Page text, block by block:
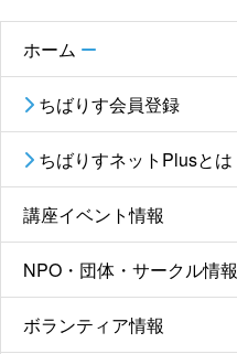
ホーム
ちばりす会員登録
ちばりすネットPlusとは
講座イベント情報
NPO・団体・サークル情報
ボランティア情報